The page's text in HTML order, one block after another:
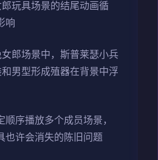
玩具场景的结尾动画循
响
郎场景中，斯普莱瑟小兵
男型形成殖器在背景中浮
序播放多个成员场景，
也许会消失的陈旧问题